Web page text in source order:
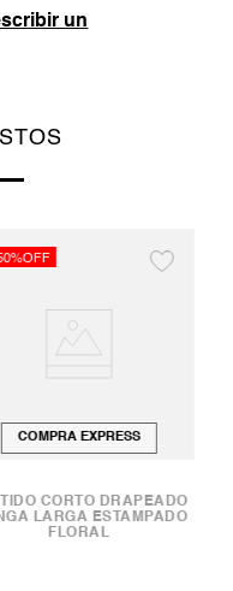
un
COMPRA EXPRESS
CORTO DRAPEADO
LARGA ESTAMPADO
FLORAL